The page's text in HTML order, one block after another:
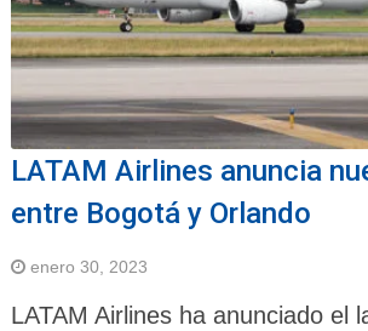
LATAM Airlines anuncia
entre Bogotá y Orlando
enero 30, 2023
LATAM Airlines ha anunciado el